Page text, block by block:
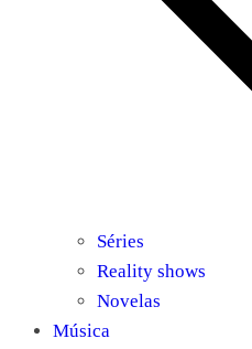
Séries
Reality shows
Novelas
Música